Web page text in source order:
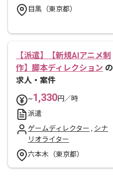
目黒（東京都）
【派遣】【新規AIアニメ制
作】脚本ディレクション の
求人・案件
~1,330円／時
派遣
ゲームディレクター , シナ
リオライター
六本木（東京都）